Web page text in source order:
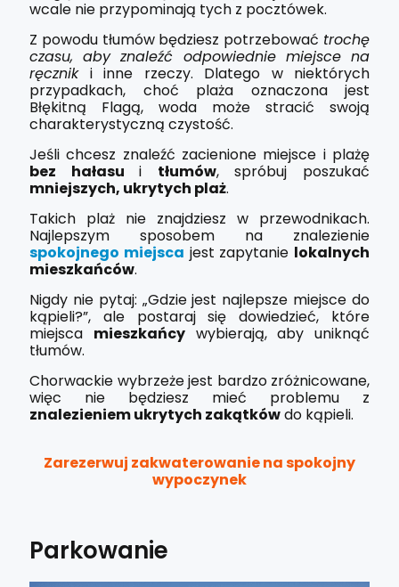
wcale nie przypominają tych z pocztówek.
Z powodu tłumów będziesz potrzebować trochę
czasu, aby znaleźć odpowiednie miejsce na
ręczniki inne rzeczy. Dlatego w niektórych
przypadkach, choć plaża oznaczona jest
Błękitną Flagą, woda może stracić swoją
charakterystyczną czystość.
Jeśli chcesz znaleźć zacienione miejsce i plażę
bez hałasui tłumów, spróbuj poszukać
mniejszych, ukrytych plaż.
Takich plaż nie znajdziesz w przewodnikach.
Najlepszym sposobem na znalezienie
spokojnego miejsca jest zapytanie lokalnych
mieszkańców.
Nigdy nie pytaj: „Gdzie jest najlepsze miejsce do
kąpieli?”, ale postaraj się dowiedzieć, które
miejsca mieszkańcywybierają, aby uniknąć
tłumów.
Chorwackie wybrzeże jest bardzo zróżnicowane,
więc nie będziesz mieć problemu z
znalezieniem ukrytych zakątkówdo kąpieli.
Zarezerwuj zakwaterowanie na spokojny
wypoczynek
Parkowanie